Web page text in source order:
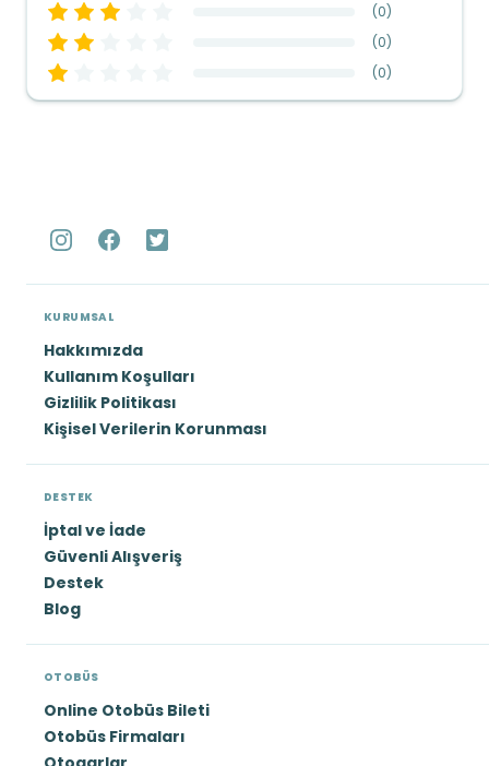
(0)
(0)
(0)
KURUMSAL
Hakkımızda
Kullanım Koşulları
Gizlilik Politikası
Kişisel Verilerin Korunması
DESTEK
İptal ve İade
Güvenli Alışveriş
Destek
Blog
OTOBÜS
Online Otobüs Bileti
Otobüs Firmaları